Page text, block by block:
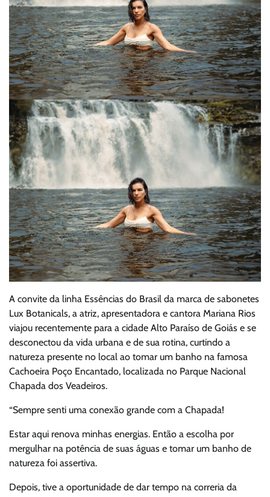
A convite da linha Essências do Brasil da marca de sabonetes
Lux Botanicals, a atriz, apresentadora e cantora Mariana Rios
viajou recentemente para a cidade Alto Paraíso de Goiás e se
desconectou da vida urbana e de sua rotina, curtindo a
natureza presente no local ao tomar um banho na famosa
Cachoeira Poço Encantado, localizada no Parque Nacional
Chapada dos Veadeiros.
“Sempre senti uma conexão grande com a Chapada!
Estar aqui renova minhas energias. Então a escolha por
mergulhar na potência de suas águas e tomar um banho de
natureza foi assertiva.
Depois, tive a oportunidade de dar tempo na correria da